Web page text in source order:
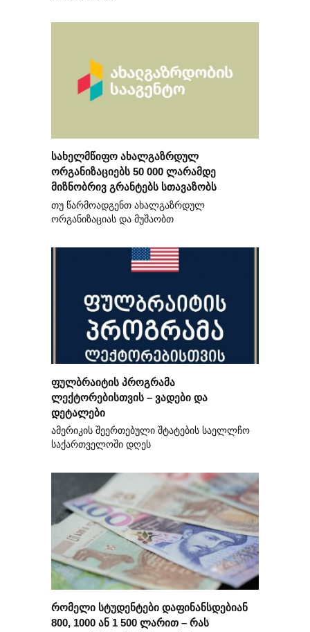
სახელმწიფო ახალგაზრდულ
ორგანიზაციებს 50 000 ლარამდე
მიზნობრივ გრანტებს სთავაზობს
თუ წარმოადგენთ ახალგაზრდულ
ორგანიზაციას და მუშაობთ
ფულბრაიტის პროგრამა
ლექტორებისთვის – ვადები და
დეტალები
ამერიკის შეერთებული შტატების საელლჩო
საქართველოში დღეს
რომელი სტუდენტები დაფინანსდებიან
800, 1000 ან 1 500 ლარით – რას